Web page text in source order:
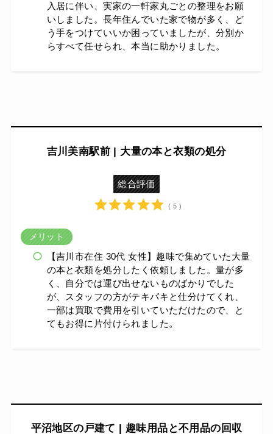
入居に伴い、実家の一軒家丸ごとの整理をお願
いしました。長年住んでいた家で物が多く、ど
う手をつけていいか困っていましたが、分別か
らすべて任せられ、本当に助かりました。
吉川美南駅前 | 大量の本と衣類の処分
総合評価
( 5 )
メリット
【吉川市在住 30代 女性】趣味で集めていた大量
の本と衣類を処分したく依頼しました。量が多
く、自分では運び出せないものばかりでした
が、スタッフの方がテキパキと仕分けてくれ、
一部は買取で費用を引いていただけたので、と
てもお得に片付けられました。
平沼地区の戸建て | 趣味用品と不用品の回収